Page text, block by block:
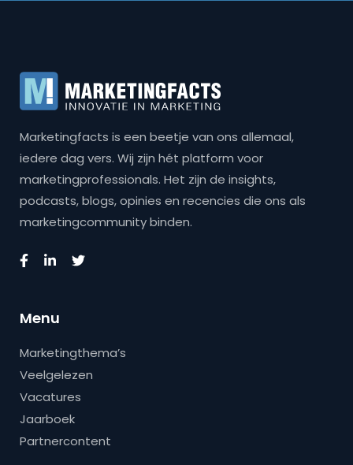
Marketingfacts is een beetje van ons allemaal,
iedere dag vers. Wij zijn hét platform voor
marketingprofessionals. Het zijn de insights,
podcasts, blogs, opinies en recencies die ons als
marketingcommunity binden.
Menu
Marketingthema’s
Veelgelezen
Vacatures
Jaarboek
Partnercontent